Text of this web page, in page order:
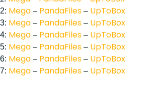
Mega– PandaFiles– UpToBox
Mega– PandaFiles– UpToBox
Mega– PandaFiles– UpToBox
Mega– PandaFiles– UpToBox
Mega– PandaFiles– UpToBox
Mega– PandaFiles– UpToBox